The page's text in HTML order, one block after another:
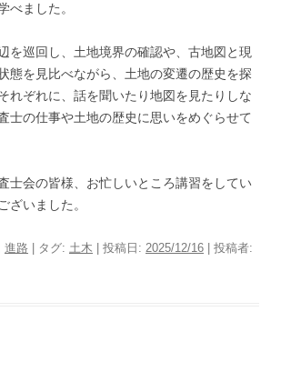
べました。
を巡回し、土地境界の確認や、古地図と現
態を見比べながら、土地の変遷の歴史を探
れぞれに、話を聞いたり地図を見たりしな
士の仕事や土地の歴史に思いをめぐらせて
士会の皆様、お忙しいところ講習をしてい
ざいました。
進路 | タグ: 土木 | 投稿日: 2025/12/16
投稿者: